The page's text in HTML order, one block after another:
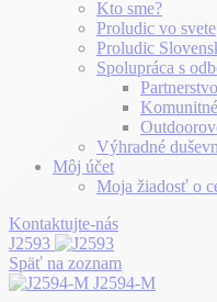
Kto sme?
Proludic vo svete
Proludic
Spolupráca s
Výhradné
Môj účet
Moja žiadosť o
Kontaktujte-nás
J2593
Späť na zoznam
J2594-M